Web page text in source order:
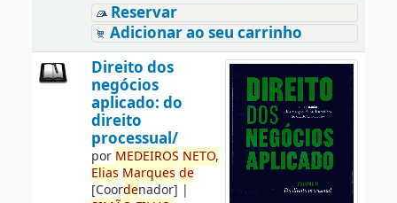
Reservar
Adicionar ao seu carrinho
Direito dos
negócios
aplicado: do
direito
processual/
por MEDEIROS NETO,
Elias Marques de
[Coordenador] |